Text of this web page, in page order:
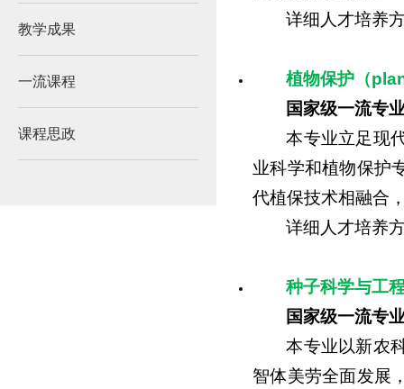
教学成果
一流课程
课程思政
详细人才培养
植物保护（
国家级一流专
本专业立足现
业科学和植物保护
代植保技术相融合
详细人才培养
种子科学与工
国家级一流专
本专业以新农
智体美劳全面发展